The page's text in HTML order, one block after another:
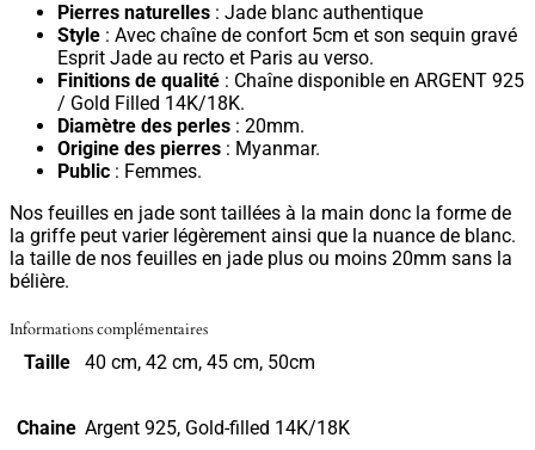
Pierres naturelles : Jade blanc authentique
Style : Avec chaîne de confort 5cm et son sequin gravé
Esprit Jade au recto et Paris au verso.
Finitions de qualité : Chaîne disponible en ARGENT 925
/ Gold Filled 14K/18K.
Diamètre des perles : 20mm.
Origine des pierres : Myanmar.
Public : Femmes.
Nos feuilles en jade sont taillées à la main donc la forme de
la griffe peut varier légèrement ainsi que la nuance de blanc.
la taille de nos feuilles en jade plus ou moins 20mm sans la
bélière.
Informations complémentaires
Taille 40 cm, 42 cm, 45 cm, 50cm
Chaine Argent 925, Gold-filled 14K/18K